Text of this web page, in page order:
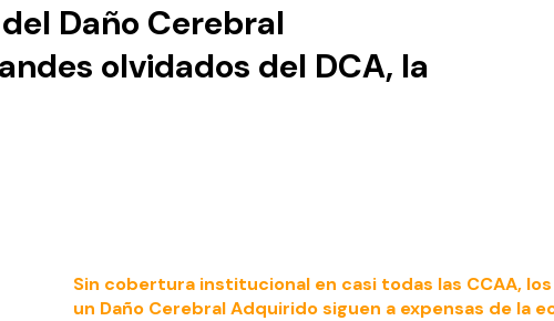
Daño Cerebral
olvidados del DCA, la
Sin cobertura institucional en casi todas las CCAA,
un Daño Cerebral Adquirido siguen a expensas de la